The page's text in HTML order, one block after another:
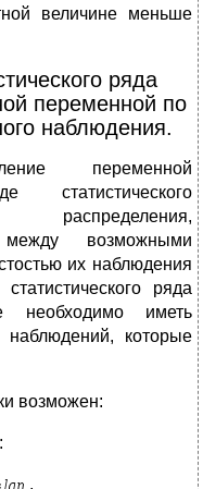
величине меньше
ряда
переменной по
наблюдения.
переменной
статистического
распределения,
между возможными
их наблюдения
ряда
необходимо иметь
наблюдений, которые
возможен:
,